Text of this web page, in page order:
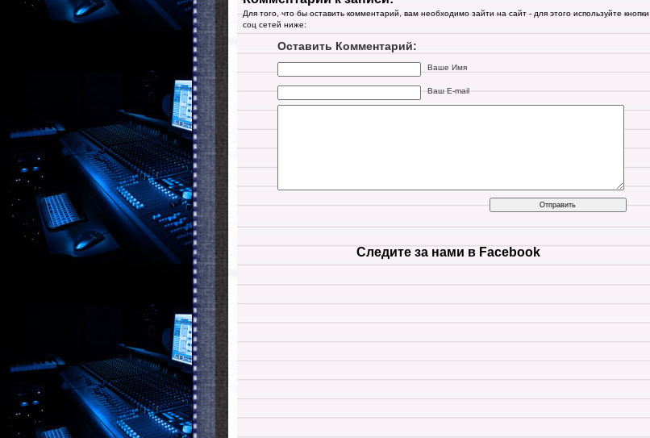
Для того, что бы оставить комментарий, вам необходимо зайти на сайт - для этого используйте кнопки
соц сетей ниже:
Оставить Комментарий:
Ваше Имя
Ваш E-mail
Следите за нами в Facebook